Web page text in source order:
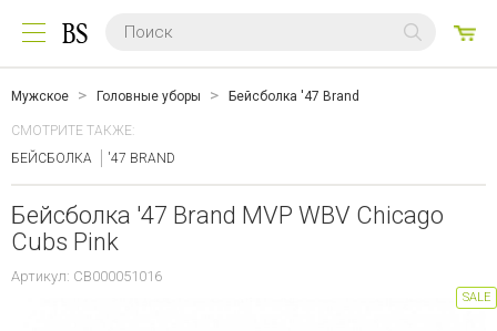
Мужское Головные уборы Бейсболка '47 Brand
СМОТРИТЕ ТАКЖЕ:
БЕЙСБОЛКА
'47 BRAND
Бейсболка '47 Brand MVP WBV Chicago
Cubs Pink
Артикул: CB000051016
SALE